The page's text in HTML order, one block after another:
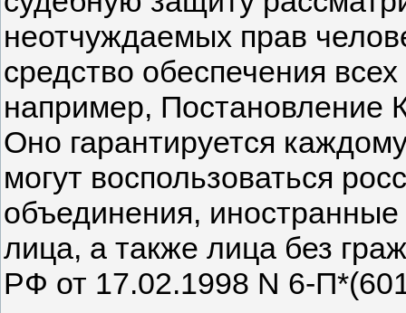
неотчуждаемых прав
средство обеспечения
например, Постановление
Оно гарантируется
могут воспользоваться
объединения,
лица, а также лица без
РФ от 17.02.1998 N 6-